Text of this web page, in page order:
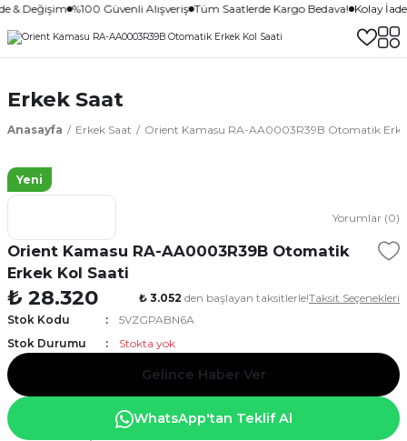
& Değişim %100 Güvenli Alışveriş Tüm Saatlerde Kargo Bedava! Kolay
Erkek Saat
Anasayfa Erkek Saat Orient Kamasu RA-AA0003R39B Otomatik
Yeni
Yorumlar (0)
Orient Kamasu RA-AA0003R39B Otomatik
Erkek Kol Saati
₺ 28.320 ₺ 3.052 den başlayan taksitlerle!Taksit Seçenekleri
Stok Kodu
5VZGPABN6A
Stok Durumu
Stokta yok
Gelince Haber Ver
WhatsApp'tan Teklif Al